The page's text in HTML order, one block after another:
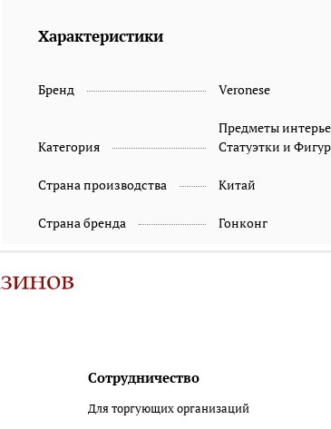
Характеристики
Бренд Veronese
Категория
Предметы
Статуэтки и
Страна производства Китай
Страна бренда Гонконг
Сотрудничество
Для торгующих организаций